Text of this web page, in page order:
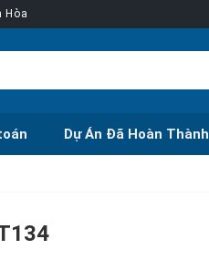
Hòa
Dự Án Đã Hoàn Thành